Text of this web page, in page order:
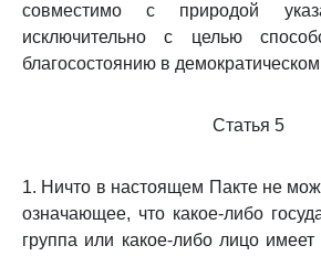
совместимо с природой
исключительно с целью
благосостоянию в
Статья 5
1. Ничто в настоящем Пакте не
означающее, что какое-либо
группа или какое-либо лицо